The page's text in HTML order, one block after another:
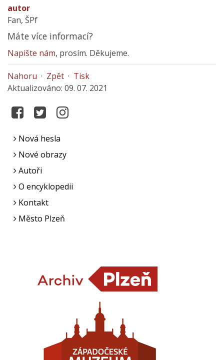
autor
Fan, ŠPf
Máte více informací?
Napište nám, prosím. Děkujeme.
Nahoru · Zpět · Tisk
Aktualizováno: 09. 07. 2021
Nová hesla
Nové obrazy
Autoři
O encyklopedii
Kontakt
Město Plzeň